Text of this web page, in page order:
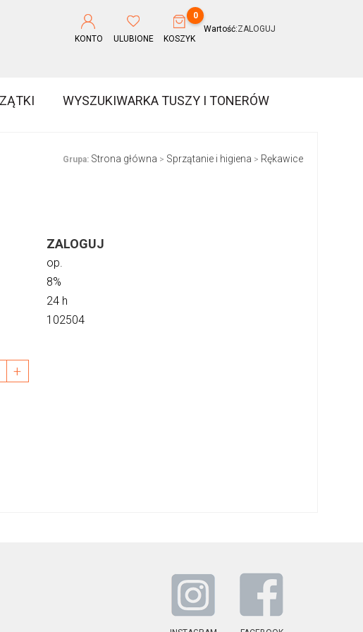
KONTO ULUBIONE
0
KOSZYK
Wartość:ZALOGUJ
WYSZUKIWARKA TUSZY I TONERÓW
Grupa: Strona główna > Sprzątanie i higiena > Rękawice
ZALOGUJ
op.
8%
24 h
102504
+